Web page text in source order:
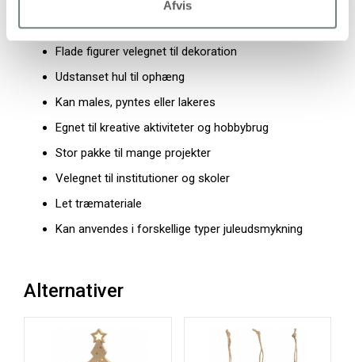
Afvis
Egenskaber og fordele
Flade figurer velegnet til dekoration
Udstanset hul til ophæng
Kan males, pyntes eller lakeres
Egnet til kreative aktiviteter og hobbybrug
Stor pakke til mange projekter
Velegnet til institutioner og skoler
Let træmateriale
Kan anvendes i forskellige typer juleudsmykning
Alternativer